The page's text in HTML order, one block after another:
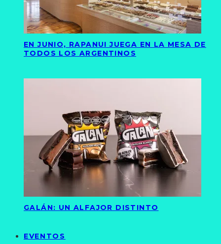
EN JUNIO, RAPANUI JUEGA EN LA MESA DE
TODOS LOS ARGENTINOS
GALÁN: UN ALFAJOR DISTINTO
EVENTOS